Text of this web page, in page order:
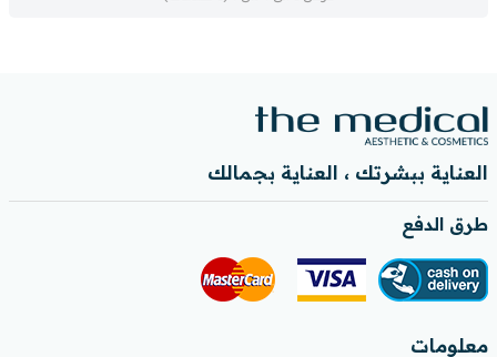
العناية ببشرتك ، العناية بجمالك
طرق الدفع
معلومات